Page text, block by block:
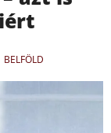
BELFÖLD